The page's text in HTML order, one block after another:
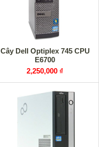
Cây Dell Optiplex 745 CPU
E6700
2,250,000 ₫